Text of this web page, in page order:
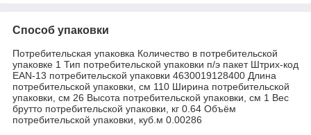
Способ упаковки
Потребительская упаковка Количество в потребительской
упаковке 1 Тип потребительской упаковки п/э пакет Штрих-код
EAN-13 потребительской упаковки 4630019128400 Длина
потребительской упаковки, см 110 Ширина потребительской
упаковки, см 26 Высота потребительской упаковки, см 1 Вес
брутто потребительской упаковки, кг 0.64 Объём
потребительской упаковки, куб.м 0.00286